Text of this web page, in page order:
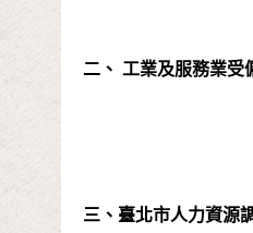
二、 工業及服務業受
三、臺北市人力資源